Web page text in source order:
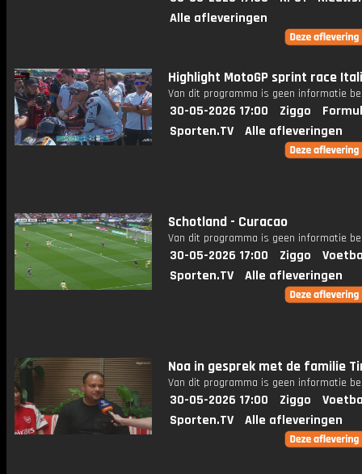
Alle afleveringen
Highlight MotoGP sprint race
Van dit programma is geen informatie
30-05-2026 17:00 Ziggo
Sporten.TV
Alle afleveringen
Schotland - Curacao
Van dit programma is geen informatie
30-05-2026 17:00 Ziggo
Sporten.TV
Alle afleveringen
Noa in gesprek met de familie
Van dit programma is geen informatie
30-05-2026 17:00 Ziggo
Sporten.TV
Alle afleveringen